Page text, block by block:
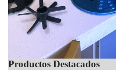
Productos Destacados